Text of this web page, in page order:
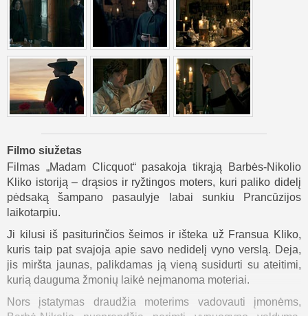
Filmo siužetas
Filmas „Madam Clicquot“ pasakoja tikrąją Barbės-Nikolio
Kliko istoriją – drąsios ir ryžtingos moters, kuri paliko didelį
pėdsaką šampano pasaulyje labai sunkiu Prancūzijos
laikotarpiu.
Ji kilusi iš pasiturinčios šeimos ir išteka už Fransua Kliko,
kuris taip pat svajoja apie savo nedidelį vyno verslą. Deja,
jis miršta jaunas, palikdamas ją vieną susidurti su ateitimi,
kurią dauguma žmonių laikė neįmanoma moteriai.
Nors įstatymas draudžia moterims vadovauti įmonėms,